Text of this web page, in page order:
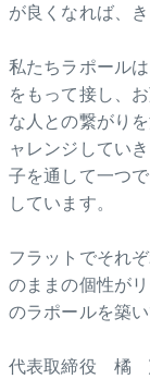
が良くなれば、
私たちラポール
をもって接し、
な人との繋がり
ャレンジしてい
子を通して一つ
しています。
フラットでそれ
のままの個性が
のラポールを築い
代表取締役 橘